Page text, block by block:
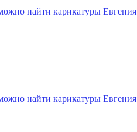
найти карикатуры Евгения
найти карикатуры Евгения